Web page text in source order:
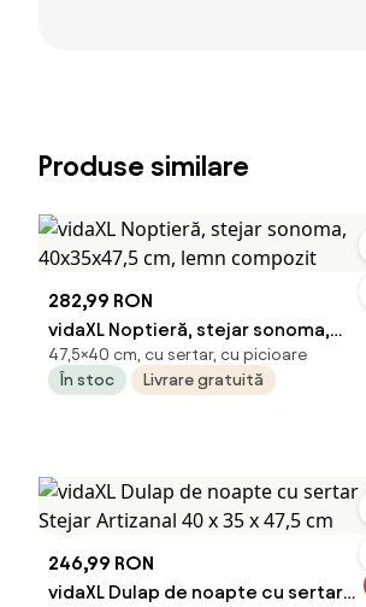
Produse similare
282,99 RON
vidaXL Noptieră, stejar sonoma,
40x35x47,5 cm, lemn compozit
47,5×40 cm, cu sertar, cu picioare
În stoc
Livrare gratuită
246,99 RON
vidaXL Dulap de noapte cu sertar